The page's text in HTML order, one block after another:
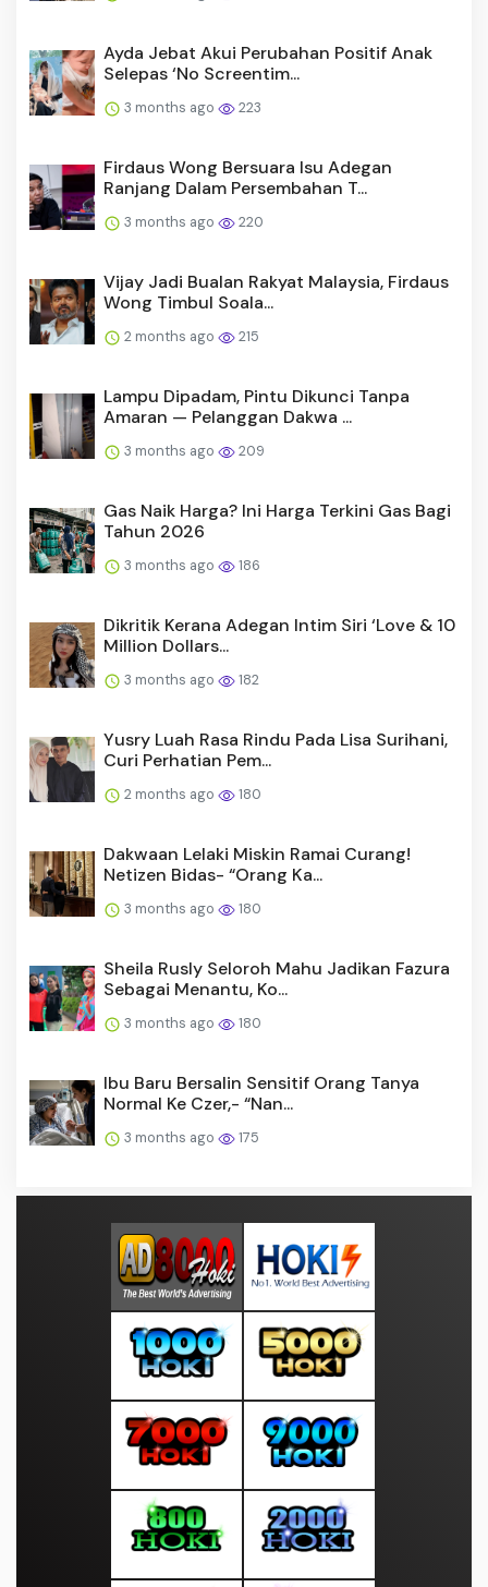
Ayda Jebat Akui Perubahan Positif Anak
Selepas ‘No Screentim...
3 months ago 223
Firdaus Wong Bersuara Isu Adegan
Ranjang Dalam Persembahan T...
3 months ago 220
Vijay Jadi Bualan Rakyat Malaysia, Firdaus
Wong Timbul Soala...
2 months ago 215
Lampu Dipadam, Pintu Dikunci Tanpa
Amaran — Pelanggan Dakwa ...
3 months ago 209
Gas Naik Harga? Ini Harga Terkini Gas Bagi
Tahun 2026
3 months ago 186
Dikritik Kerana Adegan Intim Siri ‘Love & 10
Million Dollars...
3 months ago 182
Yusry Luah Rasa Rindu Pada Lisa Surihani,
Curi Perhatian Pem...
2 months ago 180
Dakwaan Lelaki Miskin Ramai Curang!
Netizen Bidas- “Orang Ka...
3 months ago 180
Sheila Rusly Seloroh Mahu Jadikan Fazura
Sebagai Menantu, Ko...
3 months ago 180
Ibu Baru Bersalin Sensitif Orang Tanya
Normal Ke Czer,- “Nan...
3 months ago 175